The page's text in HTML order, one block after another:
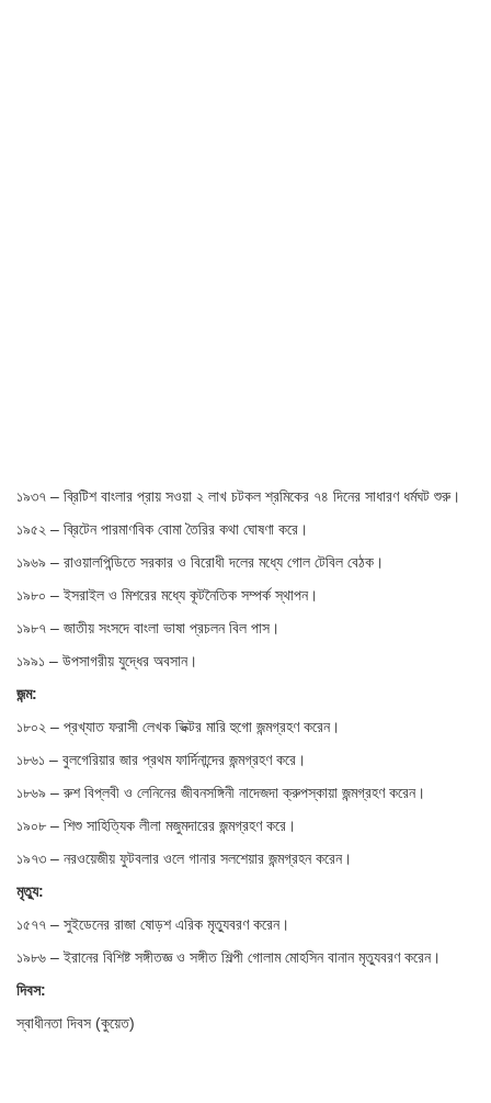
১৯৩৭ – ব্রিটিশ বাংলার প্রায় সওয়া ২ লাখ চটকল শ্রমিকের ৭৪ দিনের সাধারণ ধর্মঘট শুরু।
১৯৫২ – ব্রিটেন পারমাণবিক বোমা তৈরির কথা ঘোষণা করে।
১৯৬৯ – রাওয়ালপিন্ডিতে সরকার ও বিরোধী দলের মধ্যে গোল টেবিল বেঠক।
১৯৮০ – ইসরাইল ও মিশরের মধ্যে কূটনৈতিক সম্পর্ক স্থাপন।
১৯৮৭ – জাতীয় সংসদে বাংলা ভাষা প্রচলন বিল পাস।
১৯৯১ – উপসাগরীয় যুদ্ধের অবসান।
জন্ম:
১৮০২ – প্রখ্যাত ফরাসী লেখক ভিক্টর মারি হুগো জন্মগ্রহণ করেন।
১৮৬১ – বুলগেরিয়ার জার প্রথম ফার্দিনান্দের জন্মগ্রহণ করে।
১৮৬৯ – রুশ বিপ্লবী ও লেনিনের জীবনসঙ্গিনী নাদেজদা ক্রুপস্কায়া জন্মগ্রহণ করেন।
১৯০৮ – শিশু সাহিত্যিক লীলা মজুমদারের জন্মগ্রহণ করে।
১৯৭৩ – নরওয়েজীয় ফুটবলার ওলে গানার সলশেয়ার জন্মগ্রহন করেন।
মৃত্যু:
১৫৭৭ – সুইডেনের রাজা ষোড়শ এরিক মৃত্যুবরণ করেন।
১৯৮৬ – ইরানের বিশিষ্ট সঙ্গীতজ্ঞ ও সঙ্গীত শিল্পী গোলাম মোহসিন বানান মৃত্যুবরণ করেন।
দিবস:
স্বাধীনতা দিবস (কুয়েত)